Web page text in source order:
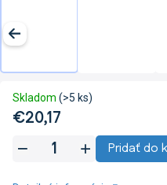
€20,17
Jednotková
Skladom (>5 ks)
Pridať do